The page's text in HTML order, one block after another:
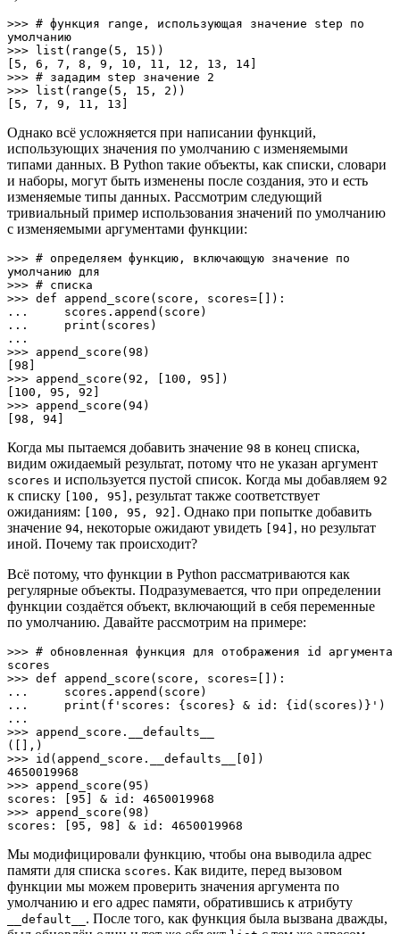
>>> # функция range, использующая значение step по
умолчанию
>>> list(range(5, 15))
[5, 6, 7, 8, 9, 10, 11, 12, 13, 14]
>>> # зададим step значение 2
>>> list(range(5, 15, 2))
[5, 7, 9, 11, 13]
Однако всё усложняется при написании функций,
использующих значения по умолчанию с изменяемыми
типами данных. В Python такие объекты, как списки, словари
и наборы, могут быть изменены после создания, это и есть
изменяемые типы данных. Рассмотрим следующий
тривиальный пример использования значений по умолчанию
с изменяемыми аргументами функции:
>>> # определяем функцию, включающую значение по
умолчанию для
>>> # списка
>>> def append_score(score, scores=[]):
...     scores.append(score)
...     print(scores)
...
>>> append_score(98)
[98]
>>> append_score(92, [100, 95])
[100, 95, 92]
>>> append_score(94)
[98, 94]
Когда мы пытаемся добавить значение 98 в конец списка,
видим ожидаемый результат, потому что не указан аргумент
scores и используется пустой список. Когда мы добавляем 92
к списку [100, 95] , результат также соответствует
ожиданиям:
[100, 95, 92] . Однако при попытке добавить
значение 94, некоторые ожидают увидеть [94] , но результат
иной. Почему так происходит?
Всё потому, что функции в Python рассматриваются как
регулярные объекты. Подразумевается, что при определении
функции создаётся объект, включающий в себя переменные
по умолчанию. Давайте рассмотрим на примере:
>>> # обновленная функция для отображения id аргумента
scores
>>> def append_score(score, scores=[]):
...     scores.append(score)
...     print(f'scores: {scores} & id: {id(scores)}')
...
>>> append_score.__defaults__
([],)
>>> id(append_score.__defaults__[0])
4650019968
>>> append_score(95)
scores: [95] & id: 4650019968
>>> append_score(98)
scores: [95, 98] & id: 4650019968
Мы модифицировали функцию, чтобы она выводила адрес
памяти для списка scores. Как видите, перед вызовом
функции мы можем проверить значения аргумента по
умолчанию и его адрес памяти, обратившись к атрибуту
__default__ . После того, как функция была вызвана дважды,